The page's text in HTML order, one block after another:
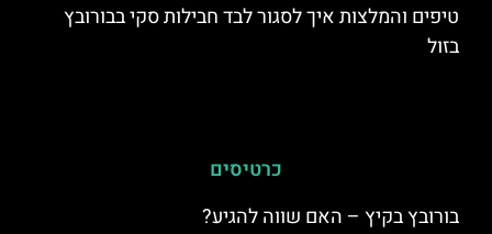
טיפים והמלצות איך לסגור לבד חבילות סקי בבורובץ
בזול
כרטיסים
בורובץ בקיץ – האם שווה להגיע?